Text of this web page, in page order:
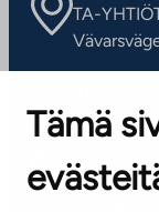
Tämä
TA-